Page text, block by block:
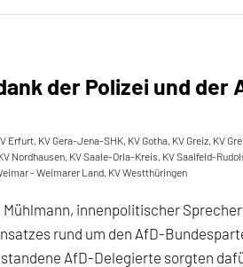
der Polizei und der
Erfurt, KV Gera-Jena-SHK, KV Gotha, KV Greiz, KV
Nordhausen, KV Saale-Orla-Kreis, KV Saalfeld-
- Weimarer Land, KV Westthüringen
innenpolitischer
rund um den AfD-
AfD-Delegierte sorgten